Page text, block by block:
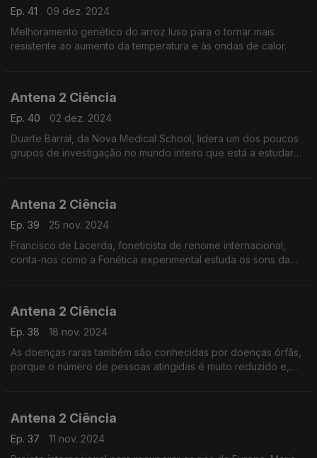
Ep. 41
09 dez. 2024
Melhoramento genético do arroz luso para o tornar mais
resistente ao aumento da temperatura e às ondas de calor.
Antena 2 Ciência
Ep. 40
02 dez. 2024
Duarte Barral, da Nova Medical School, lidera um dos poucos
grupos de investigação no mundo inteiro que está a estudar
Antena 2 Ciência
Ep. 39
25 nov. 2024
Francisco de Lacerda, foneticista de renome internacional,
conta-nos como a Fonética experimental estuda os sons da
Antena 2 Ciência
Ep. 38
18 nov. 2024
As doenças raras também são conhecidas por doenças órfãs,
porque o número de pessoas atingidas é muito reduzido e,
Antena 2 Ciência
Ep. 37
11 nov. 2024